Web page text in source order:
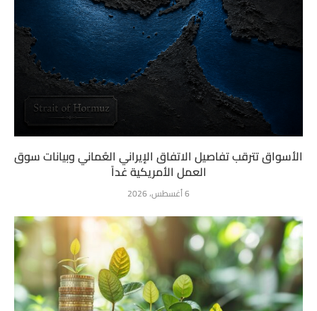
الأسواق تترقب تفاصيل الاتفاق الإيراني العُماني وبيانات سوق
العمل الأمريكية غداً
6 أغسطس، 2026